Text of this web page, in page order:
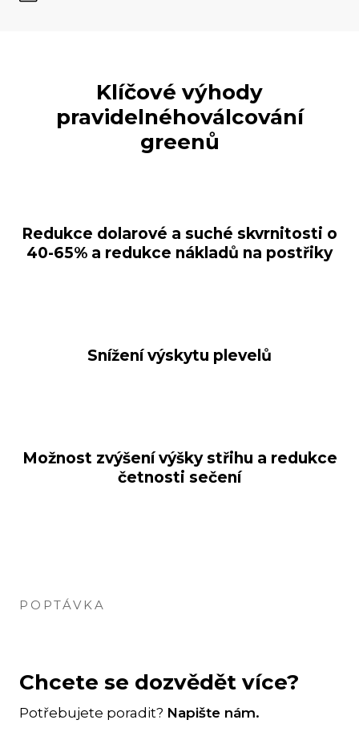
Klíčové výhody
pravidelnéhoválcování
greenů
Redukce dolarové a suché skvrnitosti o
40-65% a redukce nákladů na postřiky
Snížení výskytu plevelů
Možnost zvýšení výšky střihu a redukce
četnosti sečení
POPTÁVKA
Chcete se dozvědět více?
Potřebujete poradit? Napište nám.